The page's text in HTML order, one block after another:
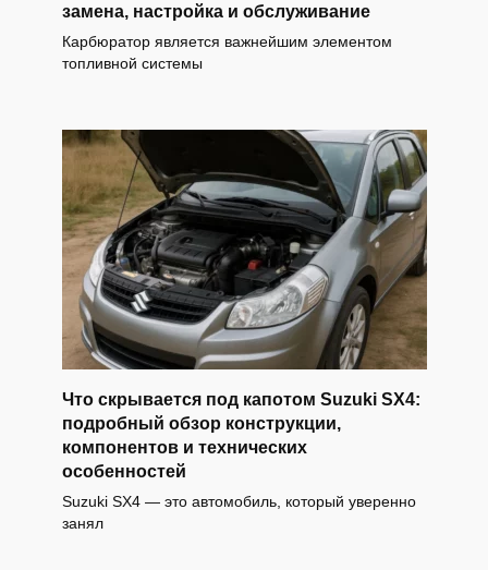
замена, настройка и обслуживание
Карбюратор является важнейшим элементом
топливной системы
Что скрывается под капотом Suzuki SX4:
подробный обзор конструкции,
компонентов и технических
особенностей
Suzuki SX4 — это автомобиль, который уверенно
занял